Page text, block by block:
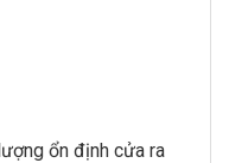
ổn định cửa ra